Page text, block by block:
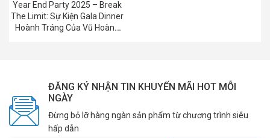
Year End Party 2025 – Break
The Limit: Sự Kiện Gala Dinner
Hoành Tráng Của Vũ Hoàng
ĐĂNG KÝ NHẬN TIN KHUYẾN MÃI HOT MỖI
NGÀY
Đừng bỏ lỡ hàng ngàn sản phẩm từ chương trình siêu
hấp dẫn